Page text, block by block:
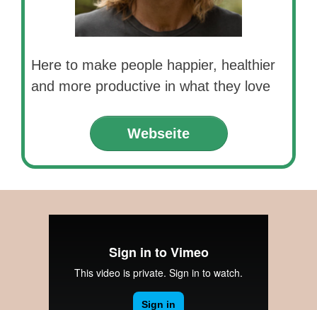
Here to make people happier, healthier
and more productive in what they love
Webseite